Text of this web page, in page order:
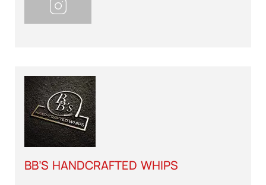
BB’S HANDCRAFTED WHIPS